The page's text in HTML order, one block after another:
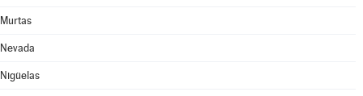
Murtas
Nevada
Nigüelas